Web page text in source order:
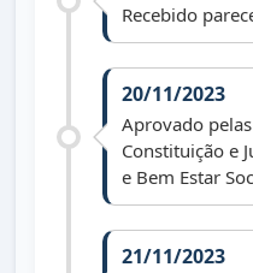
Recebido
20/11/2023
Aprovado
Constituição e
e Bem Estar
21/11/2023